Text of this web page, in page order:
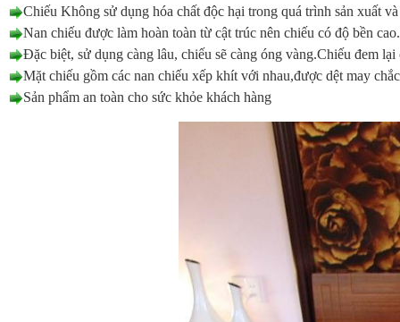
Chiếu Không sử dụng hóa chất độc hại trong quá trình sản xuất
Nan chiếu được làm hoàn toàn từ cật trúc nên chiếu có độ bền
Đặc biệt, sử dụng càng lâu, chiếu sẽ càng óng vàng.Chiếu đem
Mặt chiếu gồm các nan chiếu xếp khít với nhau,được dệt may
Sản phẩm an toàn cho sức khỏe khách hàng